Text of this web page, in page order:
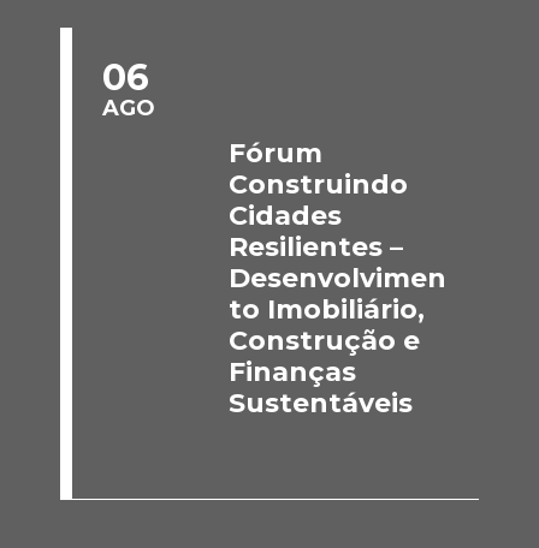
06
AGO
Fórum
Construindo
Cidades
Resilientes –
Desenvolvimen
to Imobiliário,
Construção e
Finanças
Sustentáveis